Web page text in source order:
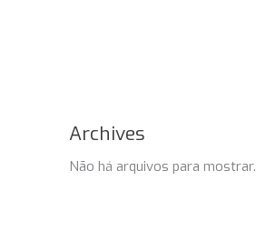
Archives
Não há arquivos para mostrar.